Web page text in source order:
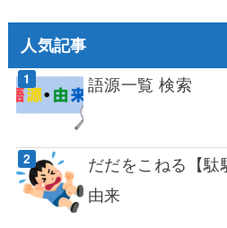
人気記事
語源一覧 検索
だだをこねる【駄
由来